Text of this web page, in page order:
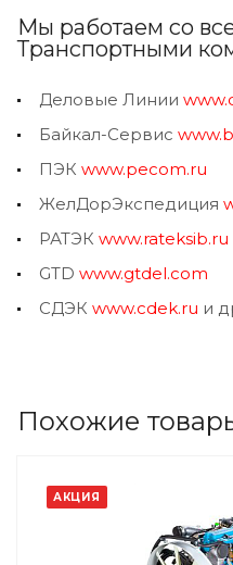
Мы работаем со
Транспортными
Деловые Линии
Байкал-Сервис
ПЭК www.pecom.ru
ЖелДорЭкспедиция
РАТЭК www.rateksib.ru
GTD www.gtdel.com
СДЭК www.cdek.ru и
Похожие
АКЦИЯ